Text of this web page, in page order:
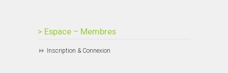
> Espace – Membres
Inscription & Connexion